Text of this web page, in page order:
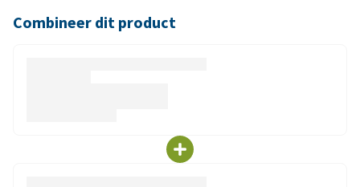
Combineer dit product